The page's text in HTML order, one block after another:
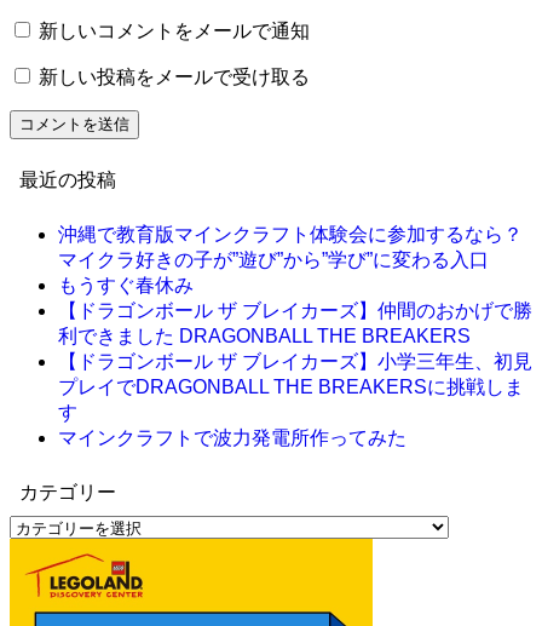
新しいコメントをメールで通知
新しい投稿をメールで受け取る
最近の投稿
沖縄で教育版マインクラフト体験会に参加するなら？
マイクラ好きの子が”遊び”から”学び”に変わる入口
もうすぐ春休み
【ドラゴンボール ザ ブレイカーズ】仲間のおかげで勝
利できました DRAGONBALL THE BREAKERS
【ドラゴンボール ザ ブレイカーズ】小学三年生、初見
プレイでDRAGONBALL THE BREAKERSに挑戦しま
す
マインクラフトで波力発電所作ってみた
カテゴリー
カ
ゴ